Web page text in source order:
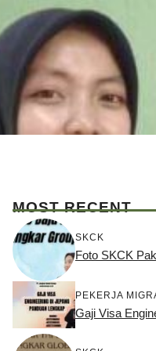
MOST RECENT
SKCK
Foto SKCK
PEKERJA
Gaji Visa